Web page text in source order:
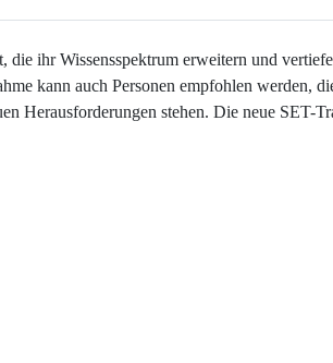
ihr Wissensspektrum erweitern und
kann auch Personen empfohlen werden,
Herausforderungen stehen. Die neue SET-